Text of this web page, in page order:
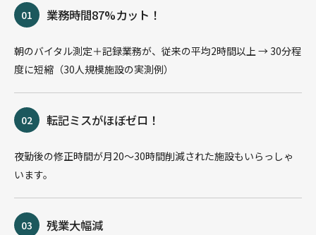
業務時間87%カット！
朝のバイタル測定＋記録業務が、従来の平均2時間以上 → 30分程
度に短縮（30人規模施設の実測例）
転記ミスがほぼゼロ！
夜勤後の修正時間が月20〜30時間削減された施設もいらっしゃ
います。
残業大幅減